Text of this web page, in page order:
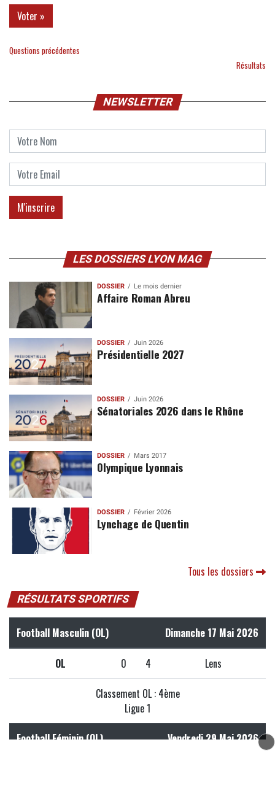
Questions précédentes
Résultats
NEWSLETTER
LES DOSSIERS LYON MAG
DOSSIER Le mois dernier
Affaire Roman Abreu
DOSSIER Juin 2026
Présidentielle 2027
DOSSIER Juin 2026
Sénatoriales 2026 dans le Rhône
DOSSIER Mars 2017
Olympique Lyonnais
DOSSIER Février 2026
Lynchage de Quentin
Tous les dossiers
RÉSULTATS SPORTIFS
Football Masculin (OL) Dimanche 17 Mai 2026
OL 0 4 Lens
Classement OL : 4ème
Ligue 1
Football Féminin (OL) Vendredi 29 Mai 2026